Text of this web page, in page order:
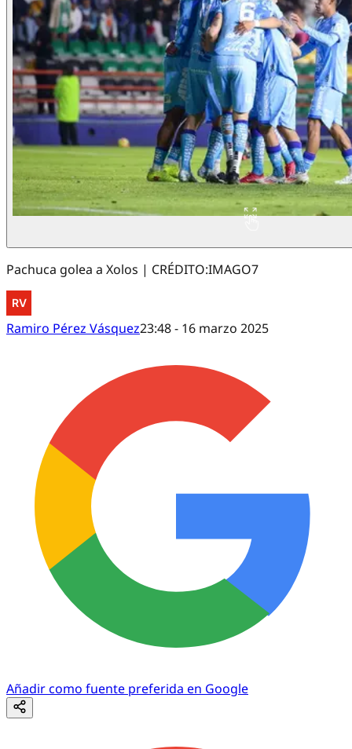
Pachuca golea a Xolos | CRÉDITO:IMAGO7
Ramiro Pérez Vásquez23:48 - 16 marzo 2025
Añadir como fuente preferida en Google